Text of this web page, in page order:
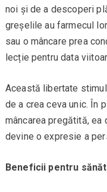
noi și de a descoperi
greșelile au farmecul
sau o mâncare prea
lecție pentru data
Această libertate
de a crea ceva unic. În
mâncarea pregătită, ea
devine o expresie a
Beneficii pentru